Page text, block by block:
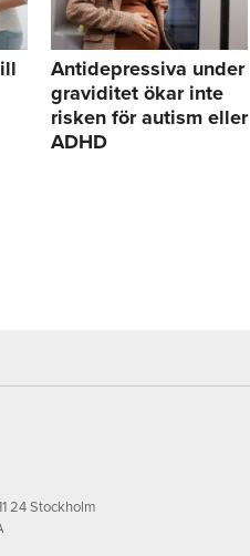
Antidepressiva under
graviditet ökar inte
risken för autism eller
ADHD
24 Stockholm